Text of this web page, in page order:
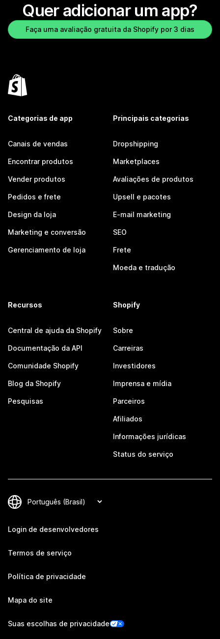
Quer adicionar um app?
Faça uma avaliação gratuita da Shopify por 3 dias
Categorias de app
Canais de vendas
Encontrar produtos
Vender produtos
Pedidos e frete
Design da loja
Marketing e conversão
Gerenciamento de loja
Principais categorias
Dropshipping
Marketplaces
Avaliações de produtos
Upsell e pacotes
E-mail marketing
SEO
Frete
Moeda e tradução
Recursos
Central de ajuda da Shopify
Documentação da API
Comunidade Shopify
Blog da Shopify
Pesquisas
Shopify
Sobre
Carreiras
Investidores
Imprensa e mídia
Parceiros
Afiliados
Informações jurídicas
Status do serviço
Login de desenvolvedores
Termos de serviço
Política de privacidade
Mapa do site
Suas escolhas de privacidade